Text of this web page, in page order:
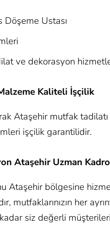
Ustası
ve dekorasyon
Kaliteli İşçilik
Ataşehir mutfak
işçilik garantilidir.
Ataşehir Uzman Kadro
Ataşehir bölgesine
mutfaklarınızın her
kadar siz değerli